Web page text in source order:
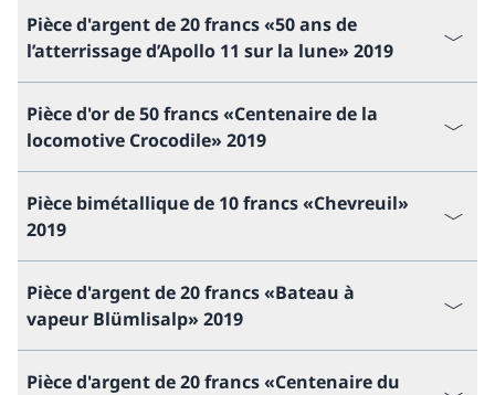
Pièce d'argent de 20 francs «50 ans de
l’atterrissage d’Apollo 11 sur la lune» 2019
Pièce d'or de 50 francs «Centenaire de la
locomotive Crocodile» 2019
Pièce bimétallique de 10 francs «Chevreuil»
2019
Pièce d'argent de 20 francs «Bateau à
vapeur Blümlisalp» 2019
Pièce d'argent de 20 francs «Centenaire du